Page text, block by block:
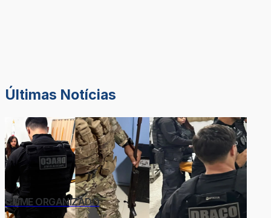
Últimas Notícias
CRIME ORGANIZADO